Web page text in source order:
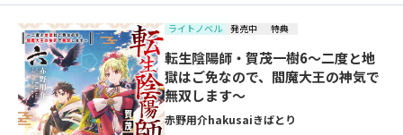
ライトノベル 発売中 特典
転生陰陽師・賀茂一樹6～二度と地
獄はご免なので、閻魔大王の神気で
無双します～
赤野用介hakusaiきばとり